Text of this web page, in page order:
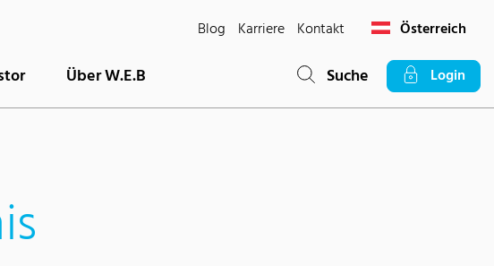
Blog Karriere Kontakt Österreich
Über W.E.B Suche Login